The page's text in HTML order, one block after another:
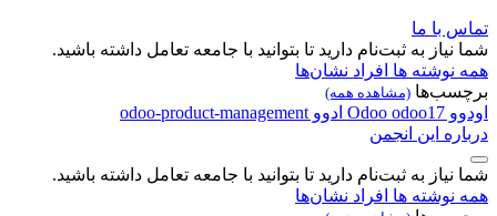
تماس با ما
شما نیاز به ثبت‌نام دارید تا بتوانید با جامعه تعامل داشته باشید.
همه نوشته ها افراد نشان‌ها
برچسب‌ها (مشاهده همه)
اودوو Odoo odoo17 ادوو odoo-product-management
درباره این انجمن
شما نیاز به ثبت‌نام دارید تا بتوانید با جامعه تعامل داشته باشید.
همه نوشته ها افراد نشان‌ها